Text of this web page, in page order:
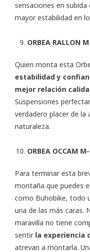
sensaciones en
mayor estabilidad en
ORBEA RALLON
Quien monta esta
estabilidad y
mejor relación
Suspensiones
verdadero placer de la
naturaleza.
ORBEA OCCAM
Para terminar esta
montaña que puedes
como Buhobike, todo
una de las más caras.
maravilla no tiene
sentir la experiencia
atrevan a montarla.